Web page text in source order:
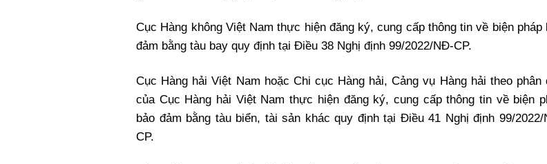
Cục Hàng không Việt Nam thực hiện đăng ký, cung cấp thông tin về biện pháp
đảm bằng tàu bay quy định tại Điều 38 Nghị định 99/2022/NĐ-CP.
Cục Hàng hải Việt Nam hoặc Chi cục Hàng hải, Cảng vụ Hàng hải theo phân
của Cục Hàng hải Việt Nam thực hiện đăng ký, cung cấp thông tin về biện
bảo đảm bằng tàu biển, tài sản khác quy định tại Điều 41 Nghị định 99/2022/
CP.